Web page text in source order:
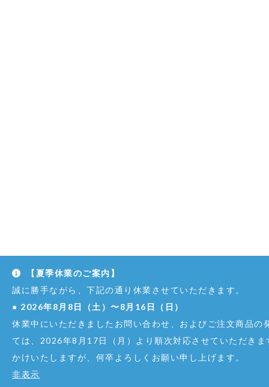
【夏季休業のご案内】
誠に勝手ながら、下記の通り休業させていただきます。
● 2026年8月8日（土）〜8月16日（日）
休業中にいただきましたお問い合わせ、およびご注文商品の
ては、2026年8月17日（月）より順次対応させていただきま
かけいたしますが、何卒よろしくお願い申し上げます。
非表示